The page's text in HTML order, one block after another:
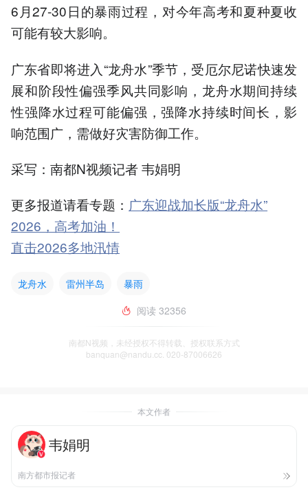
6月27-30日的暴雨过程，对今年高考和夏种夏收
可能有较大影响。
广东省即将进入“龙舟水”季节，受厄尔尼诺快速发
展和阶段性偏强季风共同影响，龙舟水期间持续
性强降水过程可能偏强，强降水持续时间长，影
响范围广，需做好灾害防御工作。
采写：南都N视频记者 韦娟明
更多报道请看专题： 广东迎战加长版“龙舟水”
2026，高考加油！
直击2026多地汛情
龙舟水 雷州半岛
暴雨
阅读 32356
南都N视频，未经授权不得转载、授权联系方式
banquan@nandu.cc. 020-87006626
本文作者
韦娟明
南方都市报记者